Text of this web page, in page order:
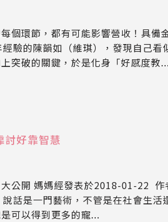
個環節，都有可能影響營收！具備
驗的陳韻如（維琪），發現自己看
突破的關鍵，於是化身「好感度教...
討好靠智慧
公開 媽媽經發表於2018-01-22 作
話是一門藝術，不管是在社會生活
可以得到更多的寵...